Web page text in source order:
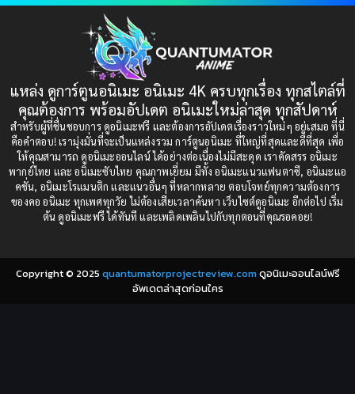
Bondage (ทาส)(1)
(1)
Censored (เซ็นเซอร์)(19)
Comedy (ตลก)(235)
Comedy (ตลก)(85)
Comic Book การ์ตูน(1)
Coming-of-Age ก้าวผ่านวัย(6)
1997
1993
1991
1989
1988
1987
1985
1984
1983
1982
1981
1980
1979
แหล่ง ดูการ์ตูนอนิเมะ อนิเมะ 4K ครบทุกเรื่อง ทุกสไตล์ที่
คุณต้องการ พร้อมอัปเดต อนิเมะใหม่ล่าสุด ทุกสัปดาห์
สำหรับผู้ที่ชื่นชอบการ ดูอนิเมะฟรี และต้องการอัปเดตเรื่องราวใหม่ๆ อยู่เสมอ ที่นี่
คือคำตอบ! เรามุ่งมั่นที่จะเป็นแหล่งรวม การ์ตูนอนิเมะ ที่ใหญ่ที่สุดและดีที่สุด เพื่อ
ให้คุณสามารถ ดูอนิเมะออนไลน์ ได้อย่างต่อเนื่องไม่มีสะดุด เราคัดสรร อนิเมะ
พากย์ไทย และ อนิเมะซับไทย คุณภาพเยี่ยม มีทั้ง อนิเมะแนวแฟนตาซี, อนิเมะแอ
คชั่น, อนิเมะโรแมนติก และแนวอื่นๆ ที่หลากหลาย ตอบโจทย์ทุกความต้องการ
ของคอ อนิเมะ ทุกเพศทุกวัย ไม่ต้องเสียเวลาค้นหา เว็บไซต์ดูอนิเมะ อีกต่อไป เริ่ม
ต้น ดูอนิเมะฟรี ได้ทันที และเพลิดเพลินไปกับทุกตอนที่คุณรอคอย!
Copyright © 2025 quantumatorprojectreview.comดูอนิเมะออนไลน์ฟรี
อัพเดตล่าสุดก่อนใคร